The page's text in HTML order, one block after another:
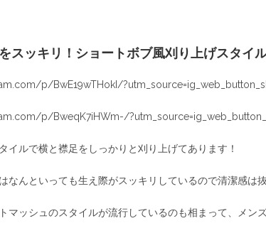
スッキリ！ショートボブ風刈り上げスタイ
p/BwE19wTHokI/
p/BweqK7iHWm-/
イルで横と襟足をしっかりと刈り上げてあります！
なんといっても生え際がスッキリしているので清潔感は抜
マッシュのスタイルが流行しているのも相まって、メン